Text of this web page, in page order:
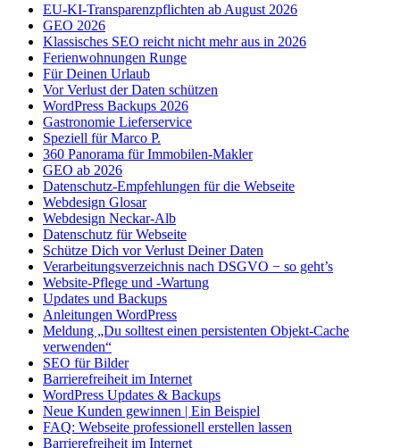
EU-KI-Transparenzpflichten ab August 2026
GEO 2026
Klassisches SEO reicht nicht mehr aus in 2026
Ferienwohnungen Runge
Für Deinen Urlaub
Vor Verlust der Daten schützen
WordPress Backups 2026
Gastronomie Lieferservice
Speziell für Marco P.
360 Panorama für Immobilen-Makler
GEO ab 2026
Datenschutz-Empfehlungen für die Webseite
Webdesign Glosar
Webdesign Neckar-Alb
Datenschutz für Webseite
Schütze Dich vor Verlust Deiner Daten
Verarbeitungsverzeichnis nach DSGVO − so geht’s
Website-Pflege und -Wartung
Updates und Backups
Anleitungen WordPress
Meldung „Du solltest einen persistenten Objekt-Cache
verwenden“
SEO für Bilder
Barrierefreiheit im Internet
WordPress Updates & Backups
Neue Kunden gewinnen | Ein Beispiel
FAQ: Webseite professionell erstellen lassen
Barrierefreiheit im Internet